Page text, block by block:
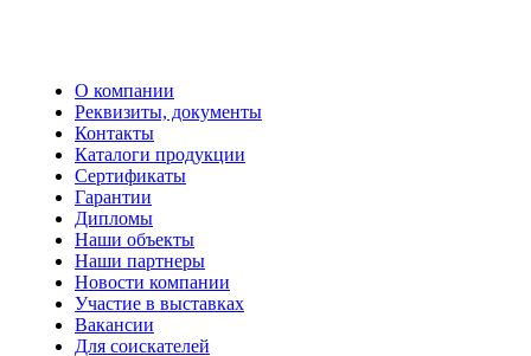
О компании
Реквизиты, документы
Контакты
Каталоги продукции
Сертификаты
Гарантии
Дипломы
Наши объекты
Наши партнеры
Новости компании
Участие в выставках
Вакансии
Для соискателей